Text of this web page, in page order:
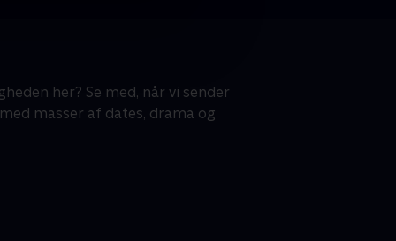
her? Se med, når vi sender
masser af dates, drama og